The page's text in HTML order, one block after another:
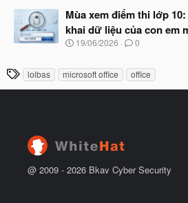
đ
ầ
u
à
b
ắ
đ
ầ
u
Mùa xem điểm thi lớp
khai dữ liệu của con em
N
y
u
19/06/2026 0
T
h
lolbas microsoft office office
@ 2009 - 2026 Bkav Cyber Security